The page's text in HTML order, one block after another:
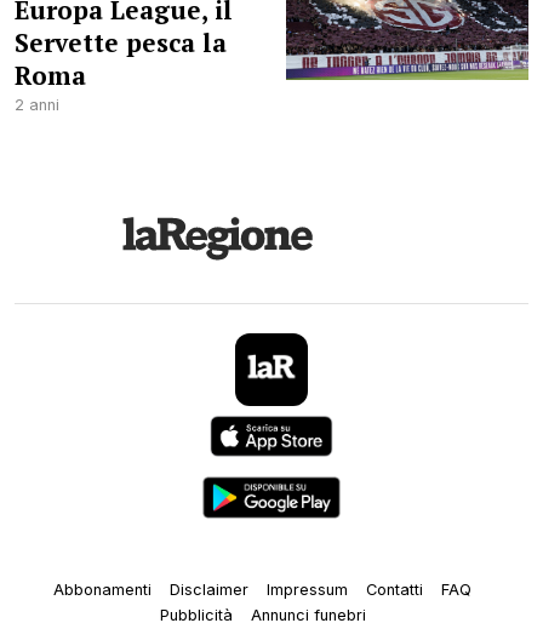
Europa League, il
Servette pesca la
Roma
2 anni
Abbonamenti Disclaimer Impressum Contatti
FAQ
Pubblicità
Annunci funebri